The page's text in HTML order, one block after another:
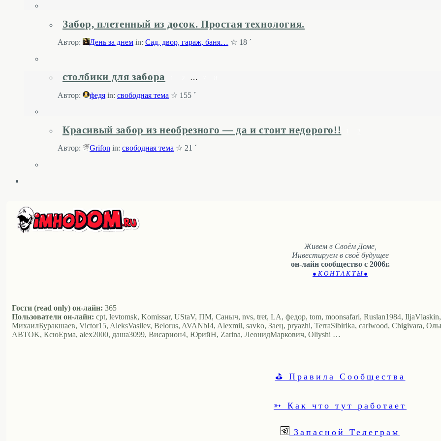
Забор, плетенный из досок. Простая технология.
Автор: День за днем in: Cад, двор, гараж, баня… ☆ 18 ´
столбики для забора …
Автор: федя in: свободная тема ☆ 155 ´
Красивый забор из необрезного — да и стоит недорого!!
Автор: Grifon in: свободная тема ☆ 21 ´
Живем в Своём Доме,
Инвестируем в своё будущее
он-лайн сообщество с 2006г.
● К О Н Т А К Т Ы ●
Гости (read only) он-лайн: 365
Пользователи он-лайн: cpt, levtomsk, Komissar, UStaV, ПМ, Саныч, nvs, tret, LA, федор, tom, moonsafari, Ruslan1984,
МихаилБуракшаев, Victor15, AleksVasilev, Belorus, AVANbI4, Alexmil, savko, Заец, pryazhi, TerraSibirika, carlwood, Chigivara,
ABTOK, КсюЕрма, alex2000, даша3099, Висариoн4, ЮрийН, Zarina, ЛеонидМаркович, Oliyshi …
⛳ Правила Сообщества
➳ Как что тут работает
Запасной Телеграм